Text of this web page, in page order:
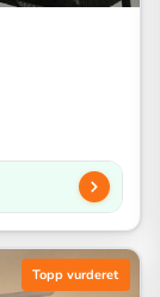
Topp vurderet